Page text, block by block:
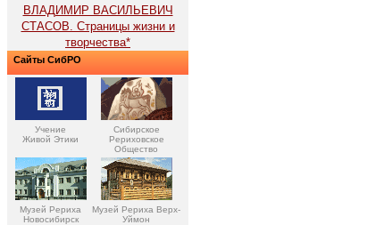
ВЛАДИМИР ВАСИЛЬЕВИЧ
СТАСОВ. Страницы жизни и
творчества*
Сайты СибРО
Учение
Живой Этики
Сибирское
Рериховское
Общество
Музей Рериха
Новосибирск
Музей Рериха Верх-
Уймон